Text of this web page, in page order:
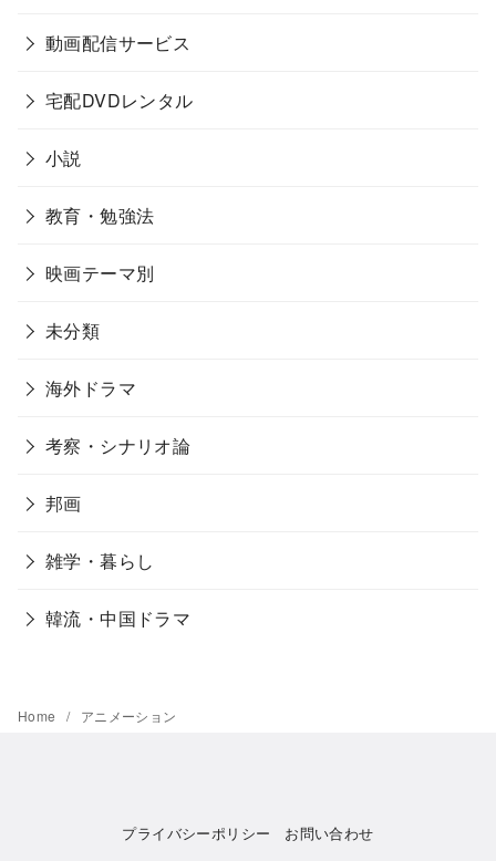
動画配信サービス
宅配DVDレンタル
小説
教育・勉強法
映画テーマ別
未分類
海外ドラマ
考察・シナリオ論
邦画
雑学・暮らし
韓流・中国ドラマ
Home アニメーション
プライバシーポリシー お問い合わせ